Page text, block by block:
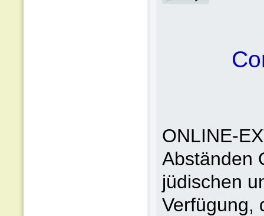
ONLINE-
Abständen
jüdischen
Verfügung,